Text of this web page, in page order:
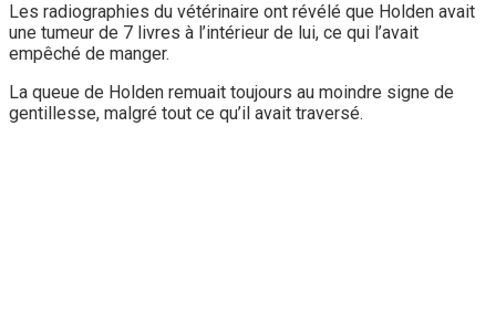
Les radiographies du vétérinaire ont révélé que Holden avait
une tumeur de 7 livres à l’intérieur de lui, ce qui l’avait
empêché de manger.
La queue de Holden remuait toujours au moindre signe de
gentillesse, malgré tout ce qu’il avait traversé.